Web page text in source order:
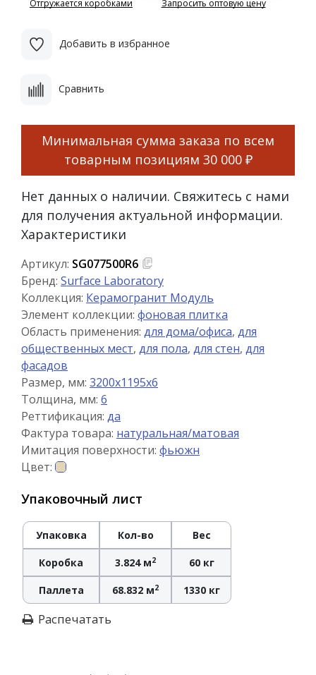
Отгружается коробками Запросить оптовую цену
Добавить в избранное
Сравнить
Минимальная сумма заказа по всем
товарным позициям 30 000 ₽
Нет данных о наличии. Свяжитесь с нами
для получения актуальной информации.
Характеристики
Артикул: SG077500R6
Бренд: Surface Laboratory
Коллекция: Керамогранит Модуль
Элемент коллекции: фоновая плитка
Область применения: для дома/офиса, для
общественных мест, для пола, для стен, для
фасадов
Размер, мм: 3200x1195x6
Толщина, мм: 6
Реттификация: да
Фактура товара: натуральная/матовая
Имитация поверхности: фьюжн
Цвет:
Упаковочный лист
Упаковка Кол-во Вес
Коробка 3.824 м2 60 кг
Паллета 68.832 м2 1330 кг
Распечатать